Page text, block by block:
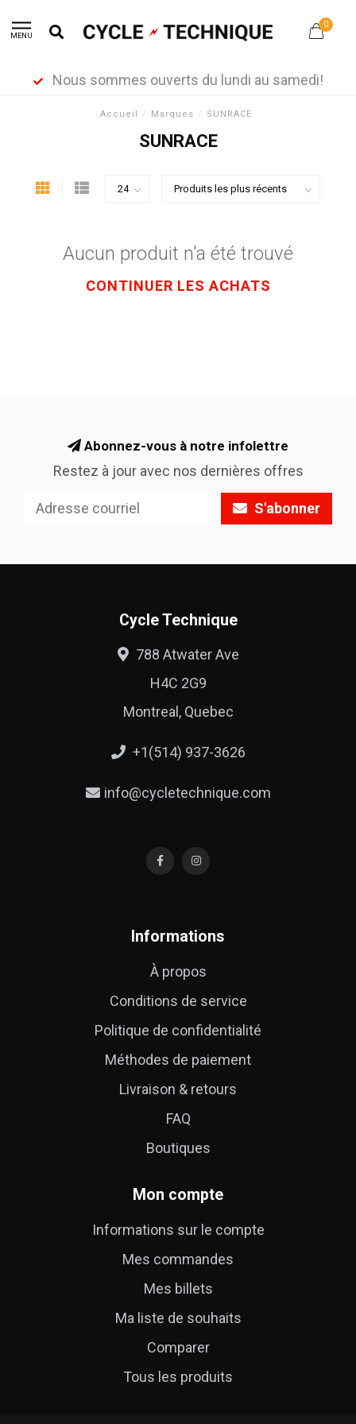
MENU
0
Nous sommes ouverts du lundi au samedi!
Accueil / Marques / SUNRACE
SUNRACE
Aucun produit n'a été trouvé
CONTINUER LES ACHATS
Abonnez-vous à notre infolettre
Restez à jour avec nos dernières offres
S'abonner
Cycle Technique
788 Atwater Ave
H4C 2G9
Montreal, Quebec
+1(514) 937-3626
info@cycletechnique.com
Informations
À propos
Conditions de service
Politique de confidentialité
Méthodes de paiement
Livraison & retours
FAQ
Boutiques
Mon compte
Informations sur le compte
Mes commandes
Mes billets
Ma liste de souhaits
Comparer
Tous les produits